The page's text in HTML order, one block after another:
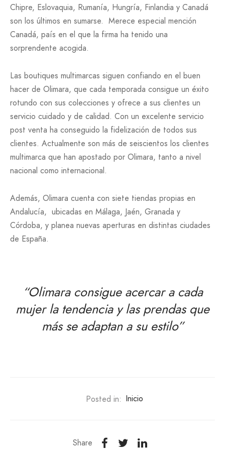
Chipre, Eslovaquia, Rumanía, Hungría, Finlandia y Canadá
son los últimos en sumarse. Merece especial mención
Canadá, país en el que la firma ha tenido una
sorprendente acogida.
Las boutiques multimarcas siguen confiando en el buen
hacer de Olimara, que cada temporada consigue un éxito
rotundo con sus colecciones y ofrece a sus clientes un
servicio cuidado y de calidad. Con un excelente servicio
post venta ha conseguido la fidelización de todos sus
clientes. Actualmente son más de seiscientos los clientes
multimarca que han apostado por Olimara, tanto a nivel
nacional como internacional.
Además, Olimara cuenta con siete tiendas propias en
Andalucía, ubicadas en Málaga, Jaén, Granada y
Córdoba, y planea nuevas aperturas en distintas ciudades
de España.
“Olimara consigue acercar a cada
mujer la tendencia y las prendas que
más se adaptan a su estilo”
Posted in: Inicio
Share